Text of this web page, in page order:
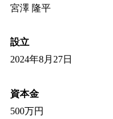
宮澤 隆平
設立
2024年8月27日
資本金
500万円